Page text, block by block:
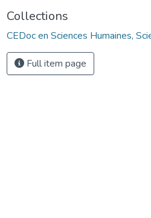
Collections
CEDoc en Sciences Humaines,
Full item page